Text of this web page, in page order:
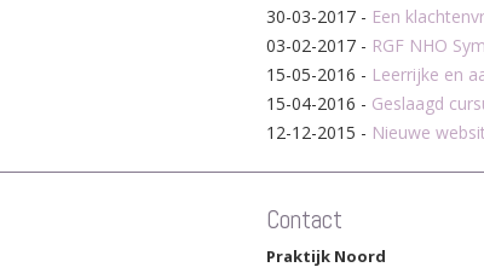
30-03-2017 - Een
03-02-2017 - RGF NHO
15-05-2016 - Leerrijke en
15-04-2016 - Geslaagd
12-12-2015 - Nieuwe
Contact
Praktijk Noord